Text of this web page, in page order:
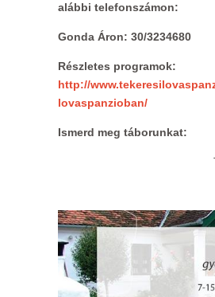
alábbi telefonszámon:
Gonda Áron: 30/3234680
Részletes programok:
http://
lovaspanzioban/
Ismerd meg táborunkat: